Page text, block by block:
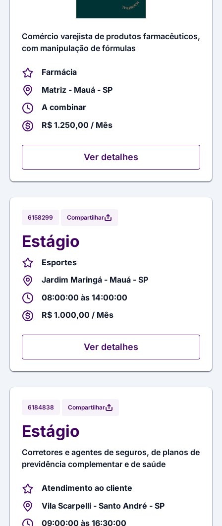
Comércio varejista de produtos farmacêuticos,
com manipulação de fórmulas
Farmácia
Matriz - Mauá - SP
A combinar
R$ 1.250,00 / Mês
Ver detalhes
6158299 Compartilhar
Estágio
Esportes
Jardim Maringá - Mauá - SP
08:00:00 às 14:00:00
R$ 1.000,00 / Mês
Ver detalhes
6184838 Compartilhar
Estágio
Corretores e agentes de seguros, de planos de
previdência complementar e de saúde
Atendimento ao cliente
Vila Scarpelli - Santo André - SP
09:00:00 às 16:30:00